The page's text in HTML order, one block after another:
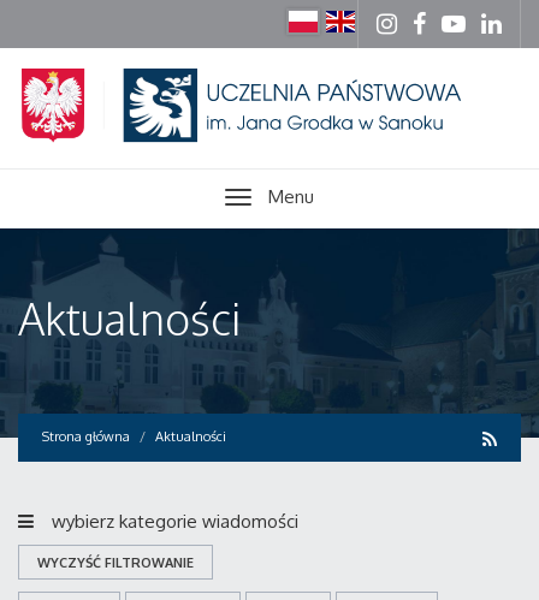
Menu
Aktualności
Strona główna Aktualności
wybierz kategorie wiadomości
WYCZYŚĆ FILTROWANIE